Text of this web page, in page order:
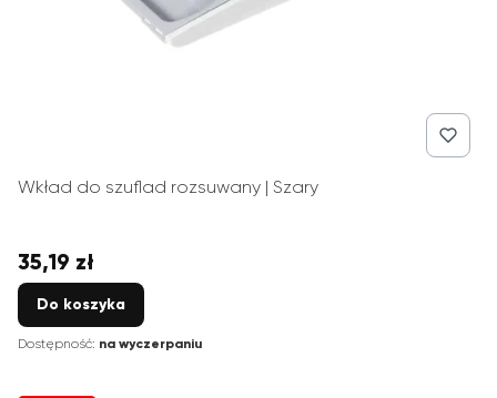
Wkład do szuflad rozsuwany | Szary
Cena
35,19 zł
Do koszyka
Dostępność: na wyczerpaniu